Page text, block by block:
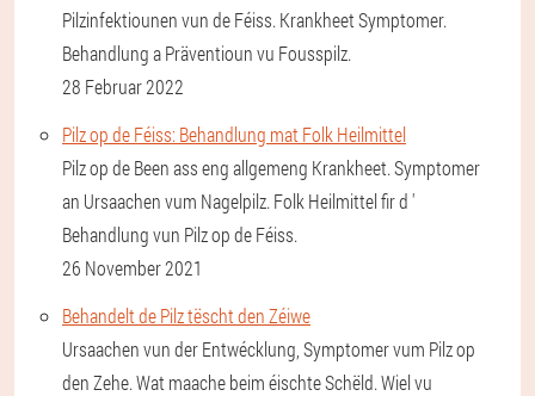
Pilzinfektiounen vun de Féiss. Krankheet Symptomer.
Behandlung a Präventioun vu Fousspilz.
28 Februar 2022
Pilz op de Féiss: Behandlung mat Folk Heilmittel
Pilz op de Been ass eng allgemeng Krankheet. Symptomer
an Ursaachen vum Nagelpilz. Folk Heilmittel fir d '
Behandlung vun Pilz op de Féiss.
26 November 2021
Behandelt de Pilz tëscht den Zéiwe
Ursaachen vun der Entwécklung, Symptomer vum Pilz op
den Zehe. Wat maache beim éischte Schëld. Wiel vu